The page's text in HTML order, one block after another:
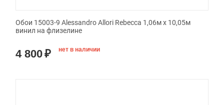
Обои 15003-9 Alessandro Allori Rebecca 1,06м х 10,05м
винил на флизелине
4 800₽ нет в наличии